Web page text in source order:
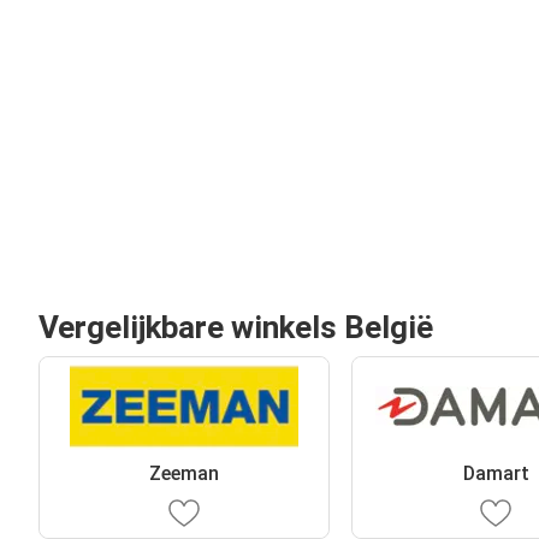
Vergelijkbare winkels België
Zeeman Damart